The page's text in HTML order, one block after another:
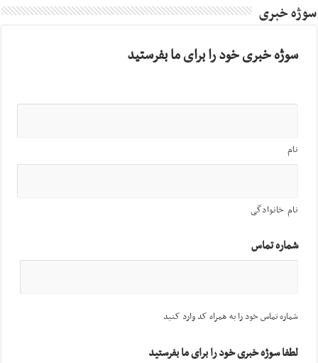
سوژه خبری
سوژه خبری خود را برای ما بفرستید
نام
نام خانوادگی
شماره تماس
شماره تماس خود را به همراه کد وارد کنید
لطفا سوژه خبری خود را برای ما بفرستید